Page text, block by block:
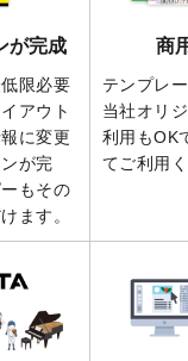
4ステップを解説！」
ム「 画像の配置・差
」「テンプレート間で
」を公開いたしまし
クリルキーホルダーの
を追加いたしました。
した！
商品】アクリルキー
るようになりました！
が完成
限必要
アウト
に変更
が完
もその
ます。
商
テンプレ
当社オリ
利用もOK
てご利用く